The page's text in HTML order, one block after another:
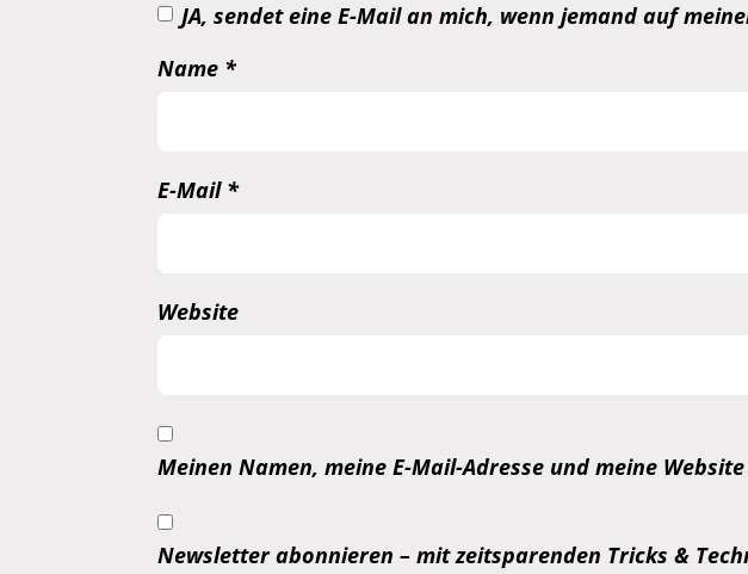
JA, sendet eine E-Mail an mich, wenn jemand auf
Name *
E-Mail *
Website
Meinen Namen, meine E-Mail-Adresse und meine
Newsletter abonnieren – mit zeitsparenden Tricks &